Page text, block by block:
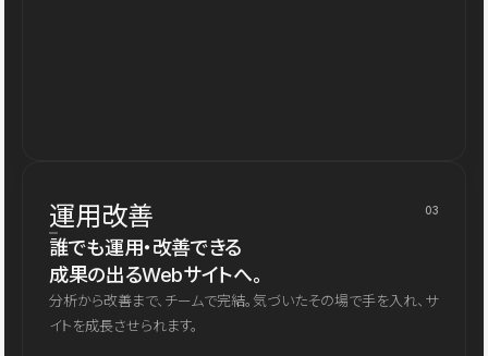
運用改善 03
誰でも運用・改善できる
成果の出るWebサイトへ。
分析から改善まで、チームで完結。気づいたその場で手を入れ、サ
イトを成長させられます。